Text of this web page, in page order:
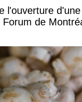
l'ouverture
de